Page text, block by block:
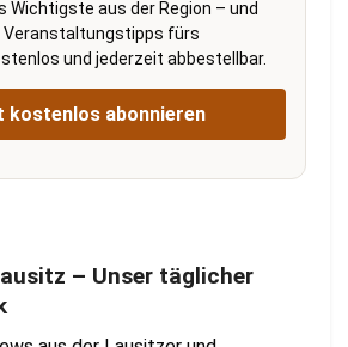
Wichtigste aus der Region – und
Veranstaltungstipps fürs
und jederzeit abbestellbar.
kostenlos abonnieren
– Unser täglicher